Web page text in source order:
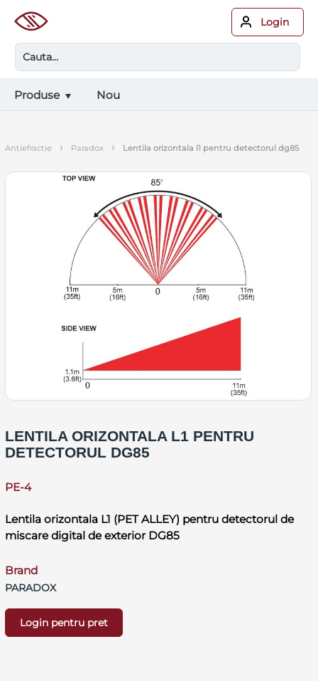
Login
Produse Nou
antiefractie › paradox › lentila orizontala l1 pentru detectorul dg85
LENTILA ORIZONTALA L1 PENTRU
DETECTORUL DG85
PE-4
Lentila orizontala L1 (PET ALLEY) pentru detectorul de
miscare digital de exterior DG85
Brand
PARADOX
Login pentru pret